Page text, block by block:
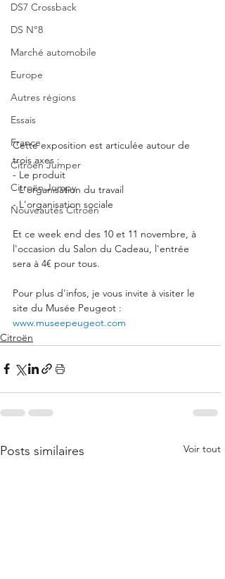
DS7 Crossback
DS N°8
Marché automobile
Europe
Autres régions
Essais
France
Citroën Jumper
Citroën Jumpy
Nouveautés Citroën
Cette exposition est articulée autour de
trois axes :
- Le produit
- L'organisation du travail
- L'organisation sociale
Et ce week end des 10 et 11 novembre, à
l'occasion du Salon du Cadeau, l'entrée
sera à 4€ pour tous.
Pour plus d'infos, je vous invite à visiter le
site du Musée Peugeot :
www.museepeugeot.com
Citroën
Posts similaires Voir tout